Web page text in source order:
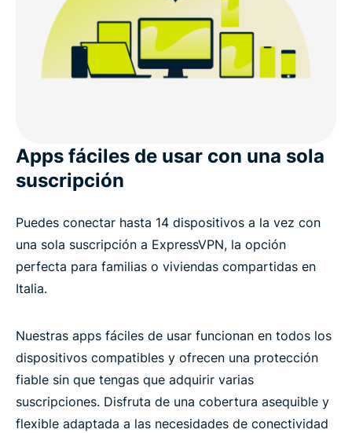
Apps fáciles de usar con una sola
suscripción
Puedes conectar hasta 14 dispositivos a la vez con
una sola suscripción a ExpressVPN, la opción
perfecta para familias o viviendas compartidas en
Italia.
Nuestras apps fáciles de usar funcionan en todos los
dispositivos compatibles y ofrecen una protección
fiable sin que tengas que adquirir varias
suscripciones. Disfruta de una cobertura asequible y
flexible adaptada a las necesidades de conectividad